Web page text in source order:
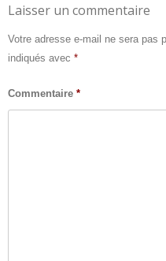
Laisser un commentaire
Votre adresse e-mail ne sera pas
indiqués avec *
Commentaire *